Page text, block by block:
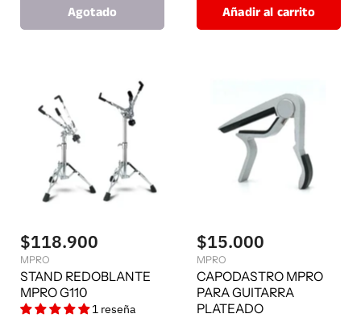
Agotado Añadir al carrito
$118.900
MPRO
STAND REDOBLANTE
MPRO G110
1 reseña
$15.000
MPRO
CAPODASTRO MPRO
PARA GUITARRA
PLATEADO